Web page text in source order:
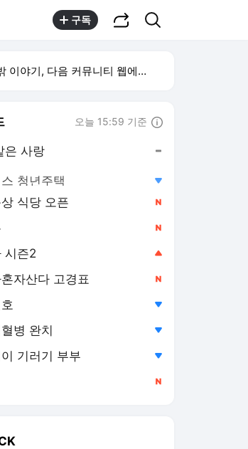
구독
이야기, 다음 커뮤니티 웹에서 보기
오늘 15:59 기준
은 사랑
청년주택
식당 오픈
시즌2
자산다 고경표
병 완치
기러기 부부